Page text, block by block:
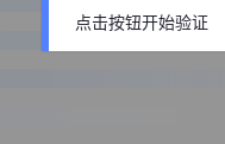
点击按钮开始验证